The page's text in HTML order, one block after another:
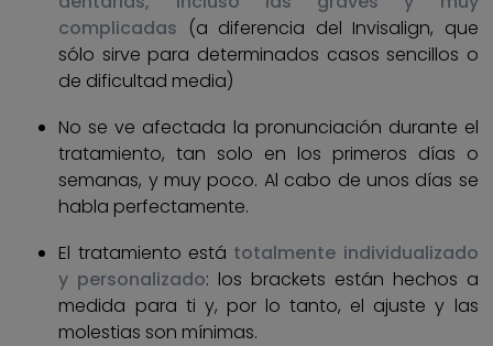
complicadas (a diferencia del Invisalign, que
sólo sirve para determinados casos sencillos o
de dificultad media)
No se ve afectada la pronunciación durante el
tratamiento, tan solo en los primeros días o
semanas, y muy poco. Al cabo de unos días se
habla perfectamente.
El tratamiento está totalmente individualizado
y personalizado: los brackets están hechos a
medida para ti y, por lo tanto, el ajuste y las
molestias son mínimas.